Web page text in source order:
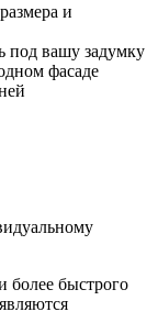
и
под вашу задумку
фасаде
более быстрого